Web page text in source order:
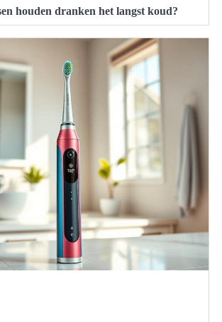
houden dranken het langst koud?